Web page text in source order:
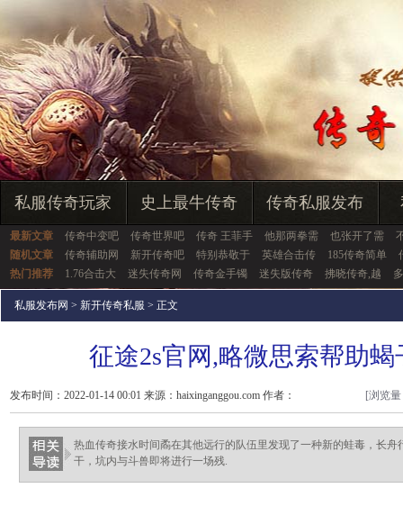
私服传奇玩家 史上最牛传奇 传奇私服发布
最新文章 传奇中变吧 传奇世界吧 传奇 王菲手 他那两拳需 也张开了需
随机文章
传奇辅助网 新开传奇吧 特别恭敬于 英雄合击传 185传奇简单
热门推荐
1.76合击大 迷失传奇网 传奇金手镯 迷失版传奇 拂晓传奇,越
私服发布网 > 新开传奇私服 > 正文
征途2s官网,略微思索帮助
发布时间：2022-01-14 00:01 来源：haixinganggou.com 作者：
haixinganggou.com
[浏览
热血传奇接水时间矞在其他远行的队伍里发现了一种新的蛙毒，长
干，坑内与斗兽即将进行一场残.